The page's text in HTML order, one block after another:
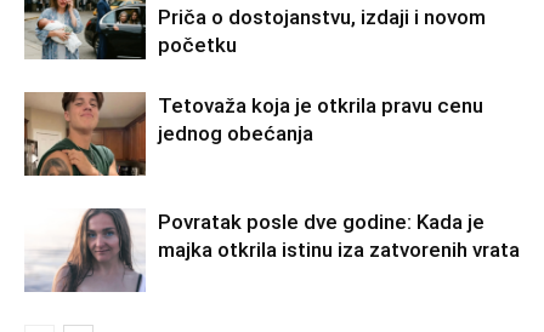
Priča o dostojanstvu, izdaji i novom
početku
Tetovaža koja je otkrila pravu cenu
jednog obećanja
Povratak posle dve godine: Kada je
majka otkrila istinu iza zatvorenih vrata